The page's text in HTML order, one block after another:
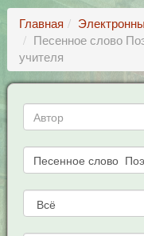
Главная
Песенное слово
учителя